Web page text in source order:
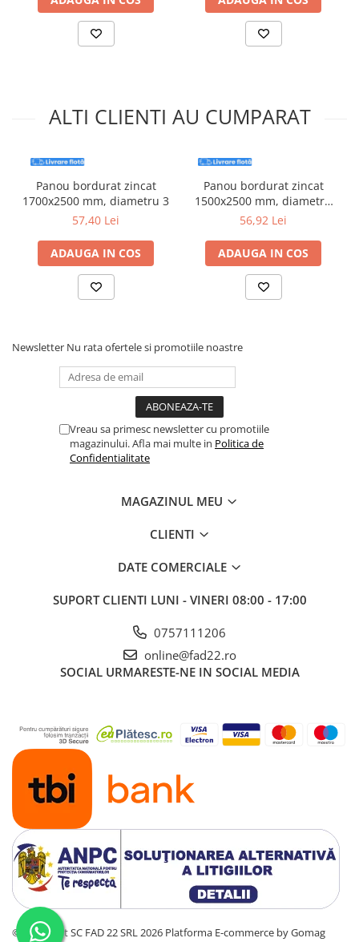
Tencuieli decorative si vopsele
Vopsele speciale si spray vopsea
Unelte pentru gresie si faianta
Sindrila bituminoasa si accesorii
Placi ondulate si accesorii
Folii acoperis
Electrice
Prelungitoare si derulatoare
Prize, intrerupatoare si stechere
Banda izolatoare
Corpuri si surse de iluminat
Becuri si tuburi LED
Aparate de spalat cu presiune
Masini de tuns iarba, trimmere si
Accesorii si unelte pentru gradina
Pompe apa
Scari aluminiu / otel
Solutii curatare
Echipamente de protectie si
imbracaminte
Incaltaminte
Accesorii echipament
Imbracaminte
Manusi
ALTI CLIENTI AU CUMPARAT
Panou bordurat zincat
1700x2500 mm, diametru 3
57,40 Lei
ADAUGA IN COS
Panou bordurat zincat
1500x2500 mm, diametru
3.1
56,92 Lei
ADAUGA IN COS
Newsletter Nu rata ofertele si promotiile noastre
Vreau sa primesc newsletter cu promotiile
magazinului. Afla mai multe in Politica de
Confidentialitate
MAGAZINUL MEU
CLIENTI
DATE COMERCIALE
SUPORT CLIENTI LUNI - VINERI 08:00 - 17:00
0757111206
online@fad22.ro
SOCIAL URMARESTE-NE IN SOCIAL MEDIA
©Copyright SC FAD 22 SRL 2026 Platforma E-commerce by Gomag